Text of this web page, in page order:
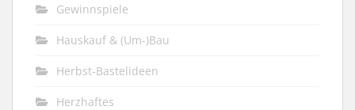
Gewinnspiele
Hauskauf & (Um-)Bau
Herbst-Bastelideen
Herzhaftes